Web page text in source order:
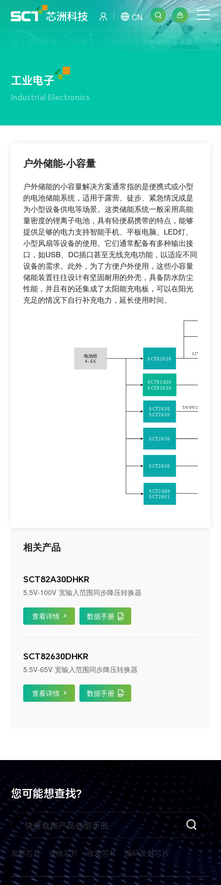
CN
应用领域 工业电子 工业电子 户外储能-小容量
工业电子
Industrial Electronics
户外储能-小容量
户外储能的小容量解决方案通常指的是便携式或小型
的电池储能系统，适用于露营、徒步、紧急情况或是
为小型设备供电等场景。这类储能系统一般采用高能
量密度的锂离子电池，具有轻便易携带的特点，能够
提供足够的电力支持智能手机、平板电脑、LED灯、
小型风扇等设备的使用。它们通常配备有多种输出接
口，如USB、DC插口甚至无线充电功能，以适应不同
设备的需求。此外，为了方便户外使用，这些小容量
储能装置往往设计有坚固耐用的外壳，具备防水防尘
性能，并且有的还集成了太阳能充电板，可以在阳光
充足的情况下自行补充电力，延长使用时间。
电池组
4- 6S
SCT82A30
SCT82630
SCT2630
SCT2650
SCT2630
SCT2650
SCT2A00
SCT2601
SCT82630
12V
相关产品
SCT82A30DHKR
5.5V-100V 宽输入范围同步降压转换器
查看详情 数据手册
SCT82630DHKR
5.5V-65V 宽输入范围同步降压转换器
查看详情 数据手册
您可能想查找?
发射芯片 接收芯片 收发芯片 编码发射芯片